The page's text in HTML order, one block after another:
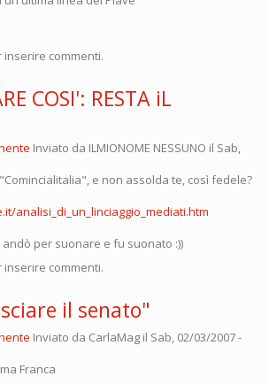
inserire commenti.
COSI': RESTA iL
Inviato da ILMIONOME NESSUNO il Sab,
e non assolda te, così fedele?
analisi_di_un_linciaggio_mediati.htm
per suonare e fu suonato :))
inserire commenti.
il senato"
Inviato da CarlaMag il Sab, 02/03/2007 -
Franca